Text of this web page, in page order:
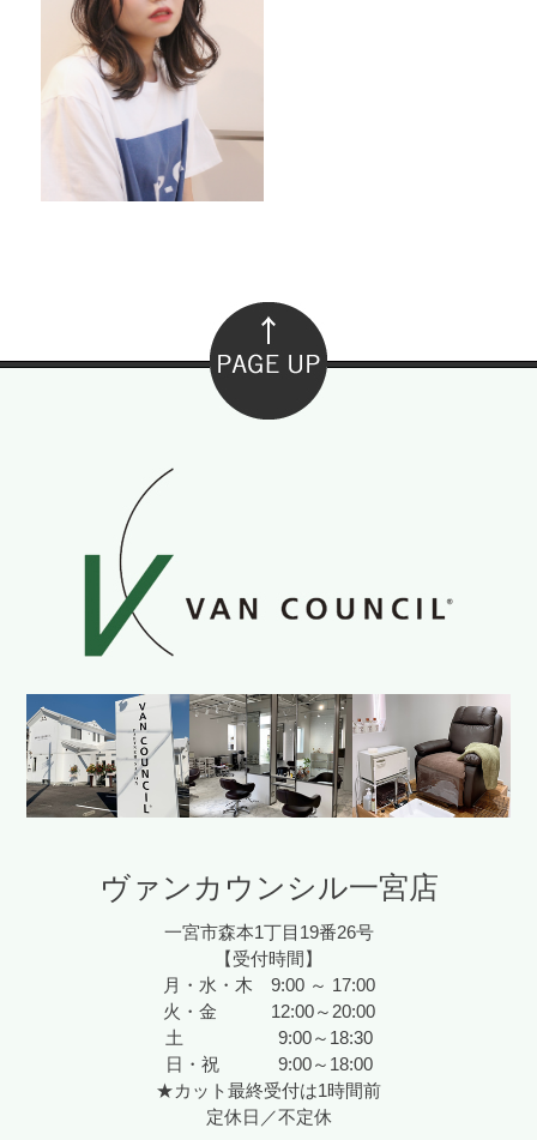
ヴァンカウンシル一宮店
一宮市森本1丁目19番26号
【受付時間】
月・水・木 9:00 ～ 17:00
火・金 12:00～20:00
土 9:00～18:30
日・祝 9:00～18:00
★カット最終受付は1時間前
定休日／不定休